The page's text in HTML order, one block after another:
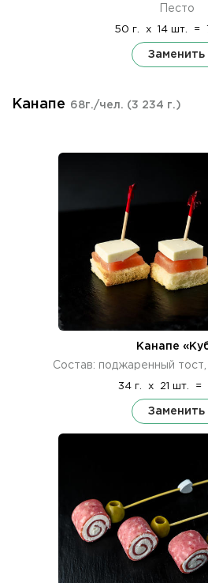
Песто
50 г. x 14 шт. =
Заменить
Канапе 68г./чел. (3 234 г.)
Канапе
Состав: поджаренный
34 г. x 21 шт. =
Заменить